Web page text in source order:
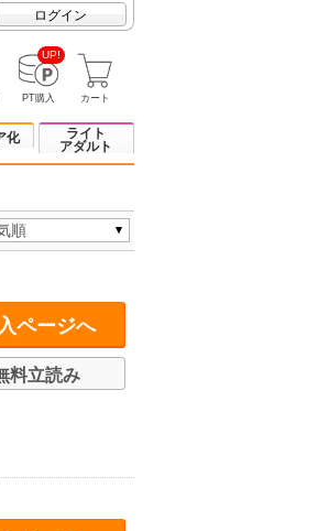
ログイン
UP!
PT購入 カート
化
ライト
アダルト
ページへ
料立読み